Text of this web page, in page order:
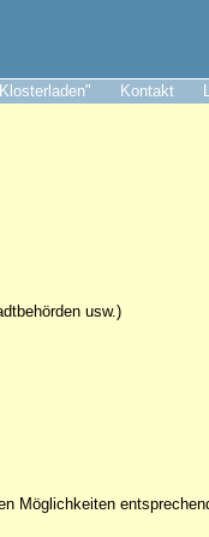
Kontakt
usw.)
Möglichkeiten